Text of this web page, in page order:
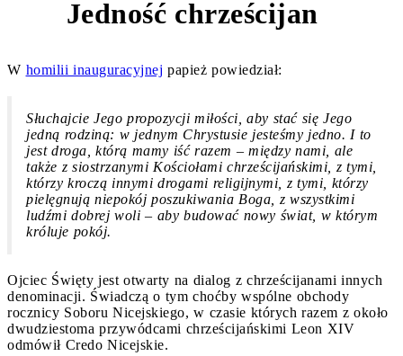
Jedność chrześcijan
W homilii inauguracyjnej papież powiedział:
Słuchajcie Jego propozycji miłości, aby stać się Jego
jedną rodziną: w jednym Chrystusie jesteśmy jedno. I to
jest droga, którą mamy iść razem – między nami, ale
także z siostrzanymi Kościołami chrześcijańskimi, z tymi,
którzy kroczą innymi drogami religijnymi, z tymi, którzy
pielęgnują niepokój poszukiwania Boga, z wszystkimi
ludźmi dobrej woli – aby budować nowy świat, w którym
króluje pokój.
Ojciec Święty jest otwarty na dialog z chrześcijanami innych
denominacji. Świadczą o tym choćby wspólne obchody
rocznicy Soboru Nicejskiego, w czasie których razem z około
dwudziestoma przywódcami chrześcijańskimi Leon XIV
odmówił Credo Nicejskie.